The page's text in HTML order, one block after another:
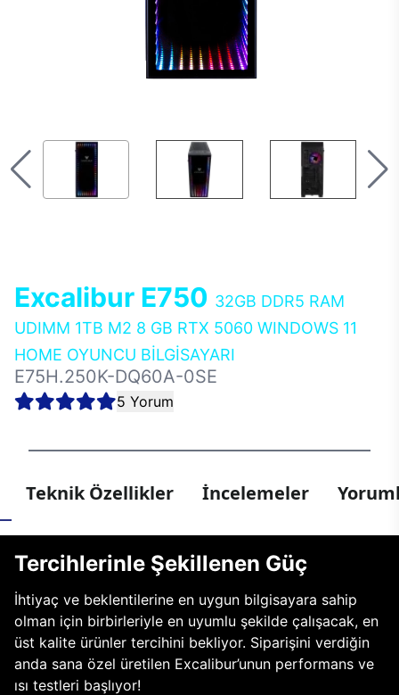
Excalibur E750 32GB DDR5 RAM
UDIMM 1TB M2 8 GB RTX 5060 WINDOWS 11
HOME OYUNCU BİLGİSAYARI
E75H.250K-DQ60A-0SE
5 Yorum
Teknik Özellikler İncelemeler
Tercihlerinle Şekillenen Güç
İhtiyaç ve beklentilerine en uygun bilgisayara sahip
olman için birbirleriyle en uyumlu şekilde çalışacak, en
üst kalite ürünler tercihini bekliyor. Siparişini verdiğin
anda sana özel üretilen Excalibur’unun performans ve
ısı testleri başlıyor!